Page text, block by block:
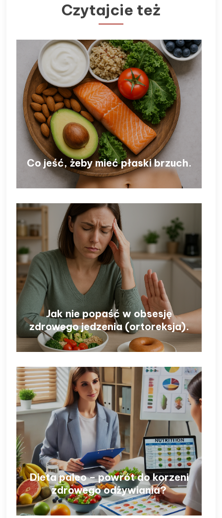
Czytajcie też
Co jeść, żeby mieć płaski brzuch.
Jak nie popaść w obsesję
zdrowego jedzenia (ortoreksja).
Dieta paleo – powrót do korzeni
zdrowego odżywiania?